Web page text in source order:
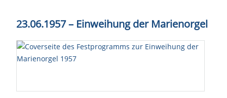
23.06.1957– Einweihung der Marienorgel